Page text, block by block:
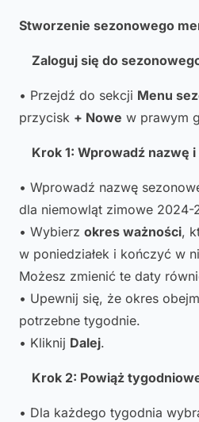
Stworzenie sezonowego
Zaloguj się do
• Przejdź do sekcji Menu
przycisk + Nowe w prawym
Krok 1: Wprowadź nazwę
• Wprowadź nazwę
dla niemowląt zimowe 2024-
• Wybierz okres ważności,
w poniedziałek i kończyć w
Możesz zmienić te daty
• Upewnij się, że okres
potrzebne tygodnie.
• Kliknij Dalej.
Krok 2: Powiąż
• Dla każdego tygodnia